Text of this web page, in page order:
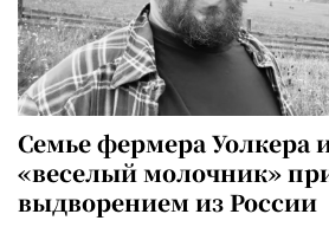
Семье фермера Уолкера
«веселый молочник»
выдворением из России